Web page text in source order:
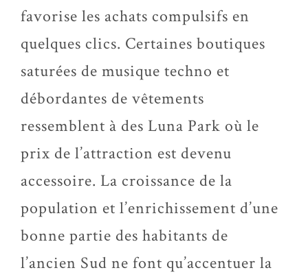
favorise les achats compulsifs en
quelques clics. Certaines boutiques
saturées de musique techno et
débordantes de vêtements
ressemblent à des Luna Park où le
prix de l’attraction est devenu
accessoire. La croissance de la
population et l’enrichissement d’une
bonne partie des habitants de
l’ancien Sud ne font qu’accentuer la